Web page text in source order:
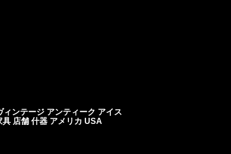
ンテージ アンティーク アイス
店舗 什器 アメリカ USA